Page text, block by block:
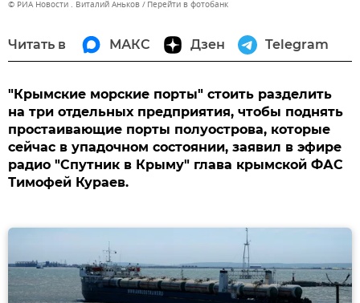
© РИА Новости . Виталий Аньков Перейти в фотобанк
Читать в МАКС Дзен Telegram
"Крымские морские порты" стоить разделить
на три отдельных предприятия, чтобы поднять
простаивающие порты полуострова, которые
сейчас в упадочном состоянии, заявил в эфире
радио "Спутник в Крыму" глава крымской ФАС
Тимофей Кураев.